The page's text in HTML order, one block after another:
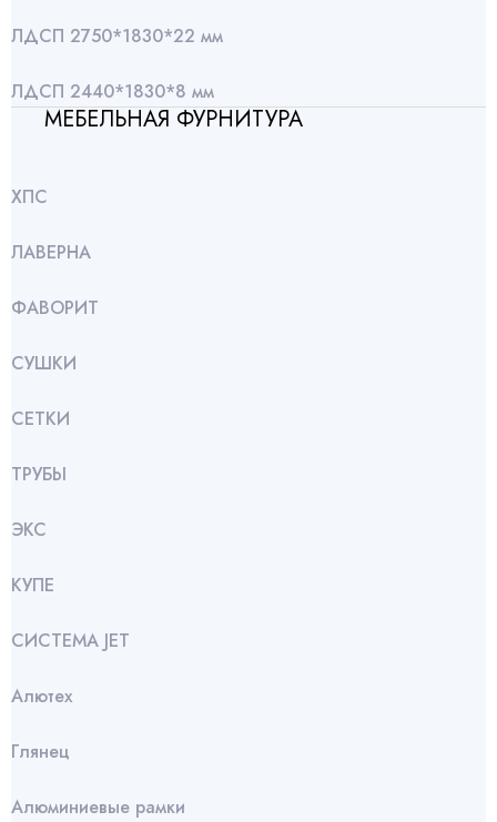
ЛДСП 2750*1830*22 мм
ЛДСП 2440*1830*8 мм
МЕБЕЛЬНАЯ ФУРНИТУРА
ХПС
ЛАВЕРНА
ФАВОРИТ
СУШКИ
СЕТКИ
ТРУБЫ
ЭКС
КУПЕ
СИСТЕМА JET
Алютех
Глянец
Алюминиевые рамки